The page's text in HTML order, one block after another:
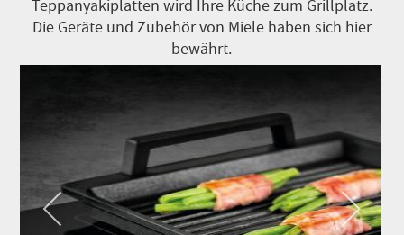
Teppanyakiplatten wird Ihre Küche zum Grillplatz.
Die Geräte und Zubehör von Miele haben sich hier
bewährt.